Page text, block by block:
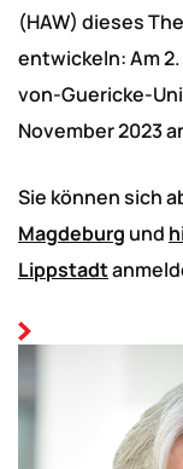
(HAW) dieses
entwickeln: Am
von-Guericke-
November 2023
Sie können sich
Magdeburg und
Lippstadt